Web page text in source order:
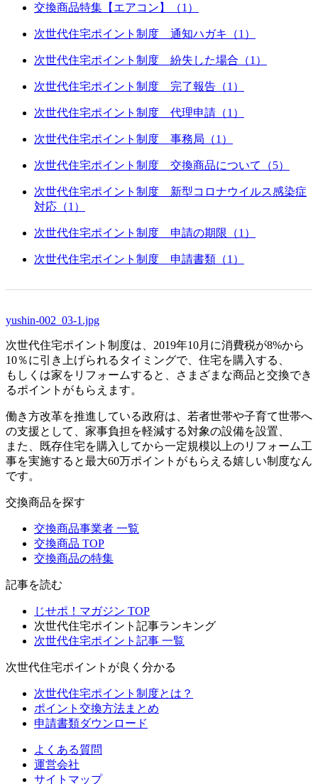
交換商品特集【エアコン】（1）
次世代住宅ポイント制度 通知ハガキ（1）
次世代住宅ポイント制度 紛失した場合（1）
次世代住宅ポイント制度 完了報告（1）
次世代住宅ポイント制度 代理申請（1）
次世代住宅ポイント制度 事務局（1）
次世代住宅ポイント制度 交換商品について（5）
次世代住宅ポイント制度 新型コロナウイルス感染症
対応（1）
次世代住宅ポイント制度 申請の期限（1）
次世代住宅ポイント制度 申請書類（1）
yushin-002_03-1.jpg
次世代住宅ポイント制度は、2019年10月に消費税が8%から
10％に引き上げられるタイミングで、住宅を購入する、
もしくは家をリフォームすると、さまざまな商品と交換でき
るポイントがもらえます。
働き方改革を推進している政府は、若者世帯や子育て世帯へ
の支援として、家事負担を軽減する対象の設備を設置、
また、既存住宅を購入してから一定規模以上のリフォーム工
事を実施すると最大60万ポイントがもらえる嬉しい制度なん
です。
交換商品を探す
交換商品事業者 一覧
交換商品 TOP
交換商品の特集
記事を読む
じせポ！マガジン TOP
次世代住宅ポイント記事ランキング
次世代住宅ポイント記事 一覧
次世代住宅ポイントが良く分かる
次世代住宅ポイント制度とは？
ポイント交換方法まとめ
申請書類ダウンロード
よくある質問
運営会社
サイトマップ